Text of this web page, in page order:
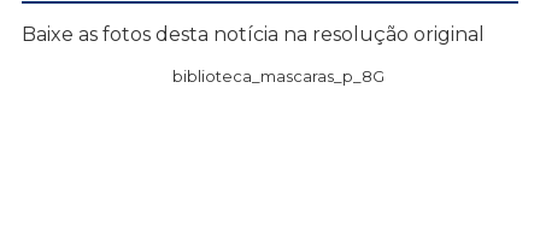
Baixe as fotos desta notícia na resolução original
biblioteca_mascaras_p_8G